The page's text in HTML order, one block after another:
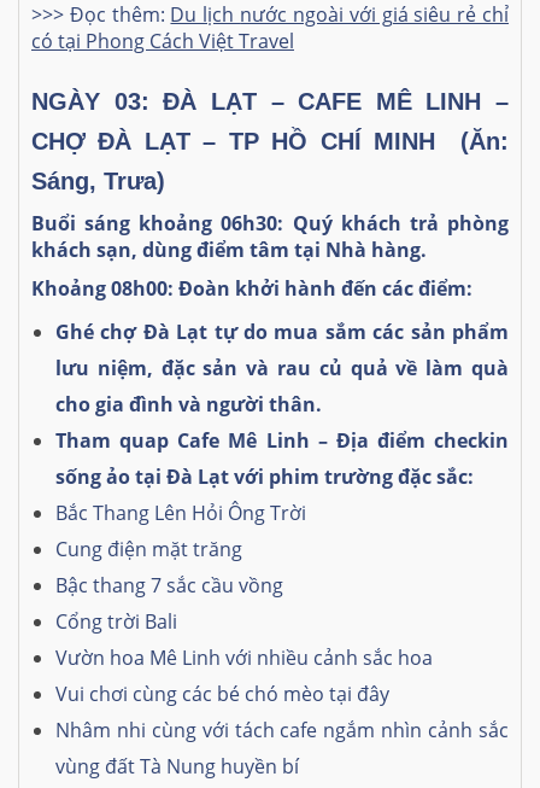
>>> Đọc thêm: Du lịch nước ngoài với giá siêu rẻ chỉ
có tại Phong Cách Việt Travel
NGÀY 03: ĐÀ LẠT – CAFE MÊ LINH –
CHỢ ĐÀ LẠT – TP HỒ CHÍ MINH (Ăn:
Sáng, Trưa)
Buổi sáng khoảng06h30: Quý khách trả phòng
khách sạn, dùng điểm tâm tại Nhà hàng.
Khoảng 08h00: Đoàn khởi hành đến các điểm:
Ghé chợ Đà Lạt tự do mua sắm các sản phẩm
lưu niệm, đặc sản và rau củ quả về làm quà
cho gia đình và người thân.
Tham quap Cafe Mê Linh – Địa điểm checkin
sống ảo tại Đà Lạt với phim trường đặc sắc:
Bắc Thang Lên Hỏi Ông Trời
Cung điện mặt trăng
Bậc thang 7 sắc cầu vồng
Cổng trời Bali
Vườn hoa Mê Linh với nhiều cảnh sắc hoa
Vui chơi cùng các bé chó mèo tại đây
Nhâm nhi cùng với tách cafe ngắm nhìn cảnh sắc
vùng đất Tà Nung huyền bí